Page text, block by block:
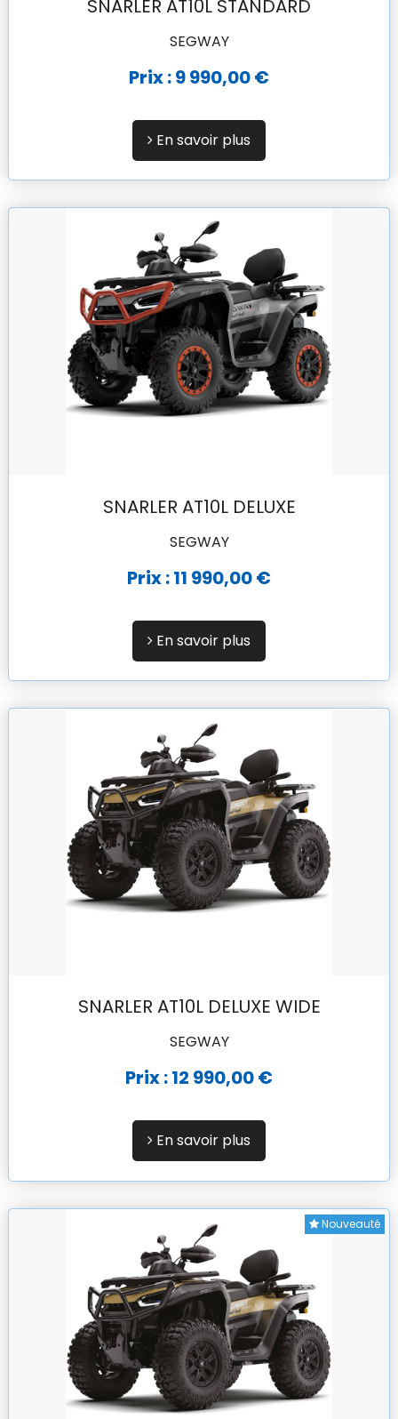
SNARLER AT10L STANDARD
SEGWAY
Prix : 9 990,00 €
En savoir plus
SNARLER AT10L DELUXE
SEGWAY
Prix : 11 990,00 €
En savoir plus
SNARLER AT10L DELUXE WIDE
SEGWAY
Prix : 12 990,00 €
En savoir plus
Nouveauté